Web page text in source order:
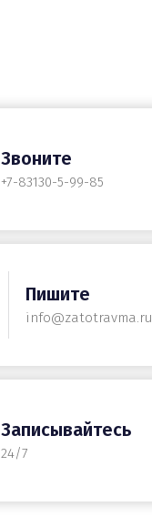
Звоните
+7-83130-5-99-85
Пишите
info@zatotravma.ru
Записывайтесь
24/7